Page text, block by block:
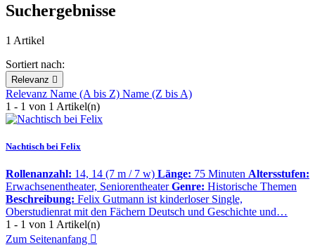
Suchergebnisse
1 Artikel
Sortiert nach:
Relevanz 
Relevanz Name (A bis Z) Name (Z bis A)
1 - 1 von 1 Artikel(n)
Nachtisch bei Felix
Rollenanzahl: 14, 14 (7 m / 7 w) Länge: 75 Minuten Altersstufen:
Erwachsenentheater, Seniorentheater Genre: Historische Themen
Beschreibung: Felix Gutmann ist kinderloser Single,
Oberstudienrat mit den Fächern Deutsch und Geschichte und…
1 - 1 von 1 Artikel(n)
Zum Seitenanfang 